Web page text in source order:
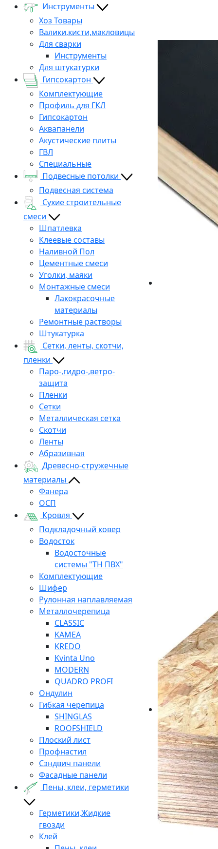
Инструменты
Хоз Товары
Валики,кисти,макловицы
Для сварки
Инструменты
Для штукатурки
Гипсокартон
Комплектующие
Профиль для ГКЛ
Гипсокартон
Аквапанели
Акустические плиты
ГВЛ
Специальные
Подвесные потолки
Подвесная система
Сухие строительные
смеси
Шпатлевка
Клеевые составы
Наливной Пол
Цементные смеси
Уголки, маяки
Монтажные смеси
Лакокрасочные
материалы
Ремонтные растворы
Штукатурка
Сетки, ленты, скотчи,
пленки
Паро-,гидро-,ветро-
защита
Пленки
Сетки
Металлическая сетка
Скотчи
Ленты
Абразивная
Древесно-стружечные
материалы
Фанера
ОСП
Кровля
Подкладочный ковер
Водосток
Водосточные
системы "ТН ПВХ"
Комплектующие
Шифер
Рулонная наплавляемая
Металлочерепица
CLASSIC
KAMEA
KREDO
Kvinta Uno
MODERN
QUADRO PROFI
Ондулин
Гибкая черепица
SHINGLAS
ROOFSHIELD
Плоский лист
Профнастил
Сэндвич панели
Фасадные панели
Пены, клеи, герметики
Герметики,Жидкие
гвозди
Клей